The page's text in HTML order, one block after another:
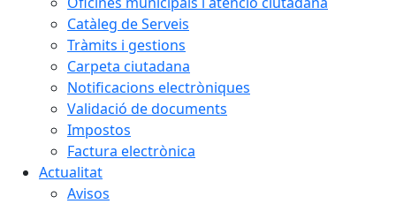
Catàleg de Serveis
Tràmits i gestions
Carpeta ciutadana
Notificacions electròniques
Validació de documents
Impostos
Factura electrònica
Actualitat
Avisos